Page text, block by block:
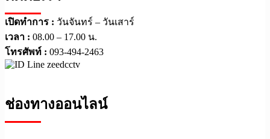
เปิดทำการ : วันจันทร์ – วันเสาร์
เวลา : 08.00 – 17.00 น.
โทรศัพท์ : 093-494-2463
ช่องทางออนไลน์